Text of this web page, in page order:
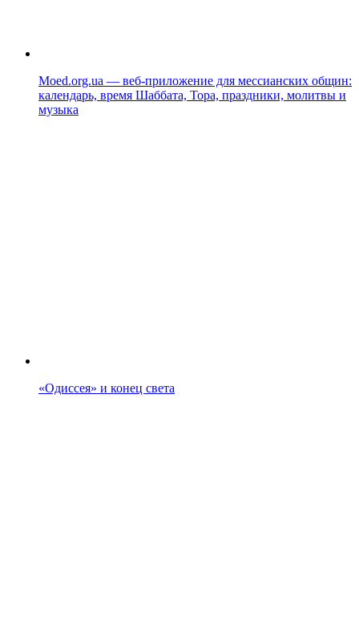
Moed.org.ua — веб-приложение для мессианских общин:
календарь, время Шаббата, Тора, праздники, молитвы и
музыка
«Одиссея» и конец света